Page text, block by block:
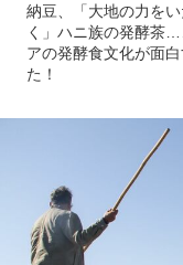
納豆、「大地の力を
く」ハニ族の発酵茶
アの発酵食文化が面
た！